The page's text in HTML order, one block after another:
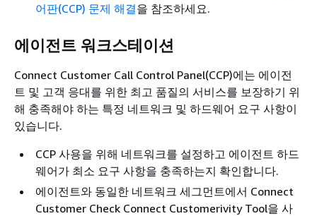
어판(CCP) 문제 해결을 참조하세요.
에이전트 워크스테이션
Connect Customer Call Control Panel(CCP)에는 에이전
트 및 고객 응대를 위한 최고 품질의 서비스를 보장하기 위
해 충족해야 하는 특정 네트워크 및 하드웨어 요구 사항이
있습니다.
CCP 사용을 위해 네트워크를 설정하고 에이전트 하드
웨어가 최소 요구 사항을 충족하는지 확인합니다.
에이전트와 동일한 네트워크 세그먼트에서 Connect
Customer Check Connect Customerivity Tool을 사